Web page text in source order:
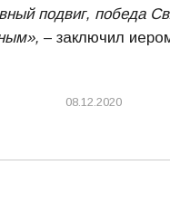
подвиг, победа
– заключил
08.12.2020